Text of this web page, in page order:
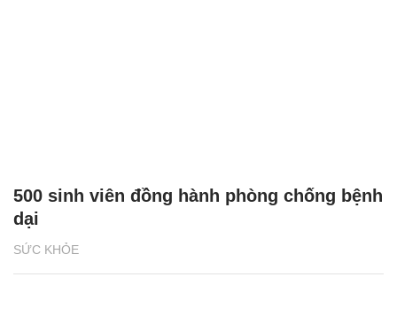
SỨC KHỎE
500 sinh viên đồng hành phòng chống bệnh
dại